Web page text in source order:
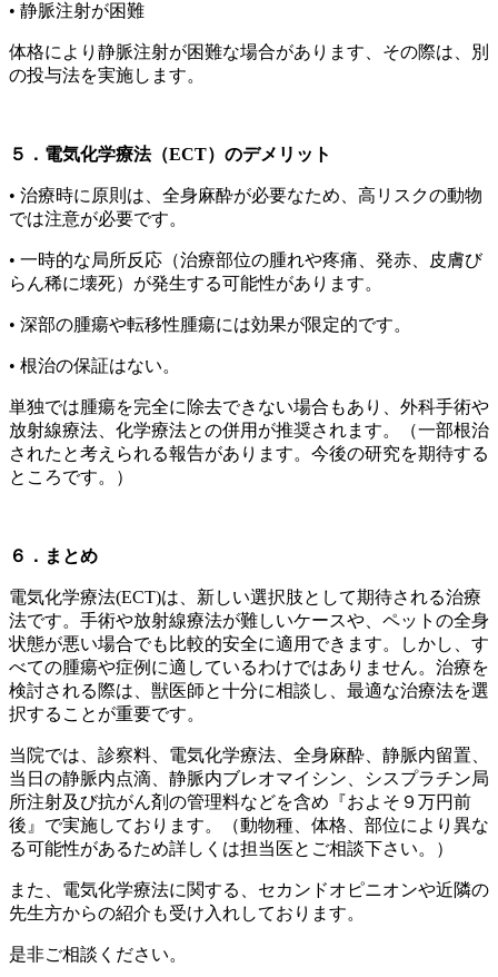
• 静脈注射が困難
体格により静脈注射が困難な場合があります、その際は、別
の投与法を実施します。
５．電気化学療法（ECT）のデメリット
• 治療時に原則は、全身麻酔が必要なため、高リスクの動物
では注意が必要です。
• 一時的な局所反応（治療部位の腫れや疼痛、発赤、皮膚び
らん稀に壊死）が発生する可能性があります。
• 深部の腫瘍や転移性腫瘍には効果が限定的です。
• 根治の保証はない。
単独では腫瘍を完全に除去できない場合もあり、外科手術や
放射線療法、化学療法との併用が推奨されます。（一部根治
されたと考えられる報告があります。今後の研究を期待する
ところです。）
６．まとめ
電気化学療法(ECT)は、新しい選択肢として期待される治療
法です。手術や放射線療法が難しいケースや、ペットの全身
状態が悪い場合でも比較的安全に適用できます。しかし、す
べての腫瘍や症例に適しているわけではありません。治療を
検討される際は、獣医師と十分に相談し、最適な治療法を選
択することが重要です。
当院では、 診察料、電気化学療法、全身麻酔、静脈内留置、
当日の静脈内点滴、静脈内ブレオマイシン、シスプラチン局
所注射及び抗がん剤の管理料などを含め『およそ９万円前
後』で実施しております。（動物種、体格、部位により異な
る可能性があるため詳しくは担当医とご相談下さい。）
また、電気化学療法に関する、セカンドオピニオンや近隣の
先生方からの紹介も受け入れしております。
是非ご相談ください。